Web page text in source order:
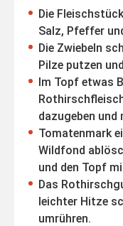
Die
Salz, Pfeffer
Die Zwiebeln
Pilze putzen
Im Topf etwas
dazugeben und
Tomatenmark
Wildfond
und den Topf
Das
leichter Hitze
umrühren.